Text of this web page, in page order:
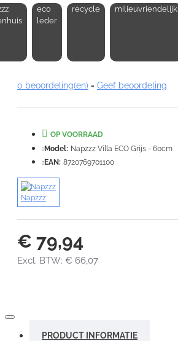
VERDER
eco
leder
recycle milieuvriendelijk
0 beoordeling(en) - Geef beoordeling
€ 79,94
Excl. BTW: € 66,07
OP VOORRAAD
Model: Napzzz Villa ECO Grijs - 60cm
EAN: 8720769701100
Napzzz
PRODUCT INFORMATIE